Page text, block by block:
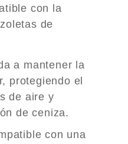
con la
de
a mantener la
protegiendo el
de aire y
de ceniza.
con una